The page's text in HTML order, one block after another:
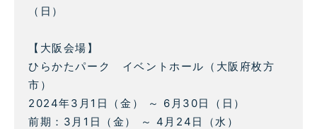
（日）
【大阪会場】
ひらかたパーク イベントホール（大阪府枚方
市）
2024年3月1日（金） ～ 6月30日（日）
前期：3月1日（金） ～ 4月24日（水）